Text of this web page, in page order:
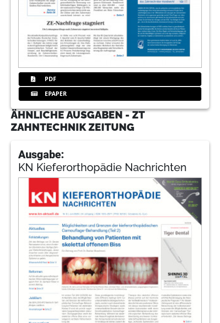
PDF
EPAPER
ÄHNLICHE AUSGABEN - ZT
ZAHNTECHNIK ZEITUNG
Ausgabe:
KN Kieferorthopädie Nachrichten